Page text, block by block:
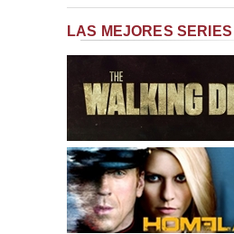
LAS MEJORES SERIES